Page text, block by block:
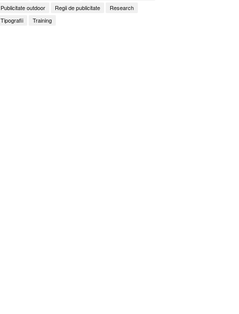
Publicitate outdoor
Regii de publicitate
Research
Tipografii
Training